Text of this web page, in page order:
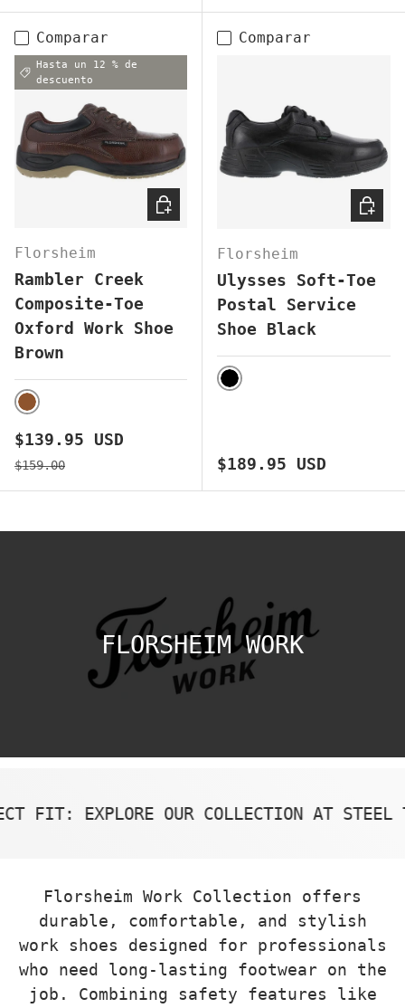
Comparar
Hasta un 12 % de
descuento
Florsheim
Rambler Creek
Composite-Toe
Oxford Work Shoe
Brown
BROWN
Precio de venta
$139.95 USD
Precio normal
$159.00
ELEGIR OPCIONES
Comparar
Florsheim
Ulysses Soft-Toe
Postal Service
Shoe Black
BLACK
Precio normal
$189.95 USD
FLORSHEIM WORK
FIT: EXPLORE OUR COLLECTION AT STEEL
Florsheim Work Collection offers
durable, comfortable, and stylish
work shoes designed for professionals
who need long-lasting footwear on the
job. Combining safety features like